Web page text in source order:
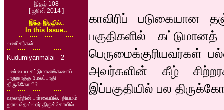
இதழ் 108
[ ஜூன் 2014 ]
இந்த இதழில்..
In this Issue..
வணிகர்கள்
Kudumiyanmalai - 2
பண்டைய கட்டுமானங்களைப்
பாதுகாத்த மேலப்பாதி
திருக்கோயில்
வரலாற்றின் பார்வையில்.. நியமம்
ஐராவதேஸ்வரர் திருக்கோயில்
காவிரிப் படுகையான
பகுதிகளில்
பெருமைக்குரியவர்கள்
அவர்களின் கீழ்
இப்பகுதியில் பல